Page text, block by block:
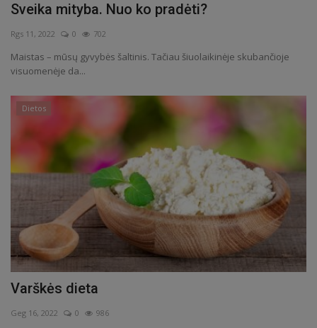
Sveika mityba. Nuo ko pradėti?
Rgs 11, 2022 0 702
Maistas – mūsų gyvybės šaltinis. Tačiau šiuolaikinėje skubančioje
visuomenėje da...
Dietos
Varškės dieta
Geg 16, 2022 0 986